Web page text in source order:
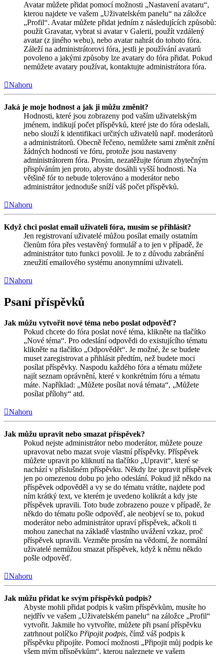
Avatar můžete přidat pomocí možnosti „Nastavení avataru“,
kterou najdete ve vašem „Uživatelském panelu“ na záložce
„Profil“. Avatar můžete přidat jedním z následujících způsobů:
použít Gravatar, vybrat si avatar v Galerii, použít vzdálený
avatar (z jiného webu), nebo avatar nahrát do tohoto fóra.
Záleží na administrátorovi fóra, jestli je používání avatarů
povoleno a jakými způsoby lze avatary do fóra přidat. Pokud
nemůžete avatary používat, kontaktujte administrátora fóra.
Nahoru
Jaká je moje hodnost a jak ji můžu změnit?
Hodnosti, které jsou zobrazeny pod vaším uživatelským
jménem, indikují počet příspěvků, které jste do fóra odeslali,
nebo slouží k identifikaci určitých uživatelů např. moderátorů
a administrátorů. Obecně řečeno, nemůžete sami změnit znění
žádných hodností ve fóru, protože jsou nastaveny
administrátorem fóra. Prosím, nezatěžujte fórum zbytečným
přispíváním jen proto, abyste dosáhli vyšší hodnosti. Na
většině fór to nebude tolerováno a moderátor nebo
administrátor jednoduše sníží váš počet příspěvků.
Nahoru
Když chci poslat email uživateli fóra, musím se přihlásit?
Jen registrovaní uživatelé můžou posílat emaily ostatním
členům fóra přes vestavěný formulář a to jen v případě, že
administrátor tuto funkci povolil. Je to z důvodu zabránění
zneužití emailového systému anonymními uživateli.
Nahoru
Psaní příspěvků
Jak můžu vytvořit nové téma nebo poslat odpověď?
Pokud chcete do fóra poslat nové téma, klikněte na tlačítko
„Nové téma“. Pro odeslání odpovědi do existujícího tématu
klikněte na tlačítko „Odpovědět“. Je možné, že se budete
muset zaregistrovat a přihlásit předtím, než budete moci
posílat příspěvky. Naspodu každého fóra a tématu můžete
najít seznam oprávnění, které v konkrétním fóru a tématu
máte. Například: „Můžete posílat nová témata“, „Můžete
posílat přílohy“ atd.
Nahoru
Jak můžu upravit nebo smazat příspěvek?
Pokud nejste administrátor nebo moderátor, můžete pouze
upravovat nebo mazat svoje vlastní příspěvky. Příspěvek
můžete upravit po kliknutí na tlačítko „Upravit“, které se
nachází v příslušném příspěvku. Někdy lze upravit příspěvek
jen po omezenou dobu po jeho odeslání. Pokud již někdo na
příspěvek odpověděl a vy se do tématu vrátíte, najdete pod
ním krátký text, ve kterém je uvedeno kolikrát a kdy jste
příspěvek upravili. Toto bude zobrazeno pouze v případě, že
někdo do tématu pošle odpověď, ale neobjeví se to, pokud
moderátor nebo administrátor upraví příspěvek, ačkoli ti
mohou zanechat na základě vlastního uvážení vzkaz, proč
příspěvek upravili. Vezměte prosím na vědomí, že normální
uživatelé nemůžou smazat příspěvek, když k němu někdo
pošle odpověď.
Nahoru
Jak můžu přidat ke svým příspěvků podpis?
Abyste mohli přidat podpis k vašim příspěvkům, musíte ho
nejdřív ve vašem „Uživatelském panelu“ na záložce „Profil“
vytvořit. Jakmile ho vytvoříte, můžete při psaní příspěvku
zatrhnout políčko Připojit podpis, čímž váš podpis k
příspěvku připojíte. Pomocí možnosti „Připojit můj podpis ke
všem mým příspěvkům“, kterou naleznete ve vašem